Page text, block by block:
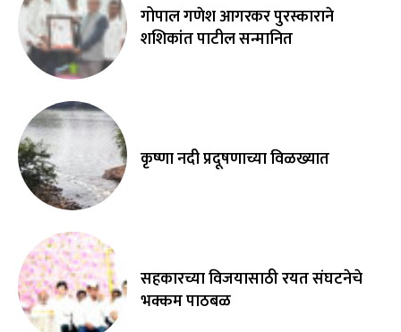
गोपाल गणेश आगरकर पुरस्काराने
शशिकांत पाटील सन्मानित
कृष्णा नदी प्रदूषणाच्या विळख्यात
सहकारच्या विजयासाठी रयत संघटनेचे
भक्कम पाठबळ